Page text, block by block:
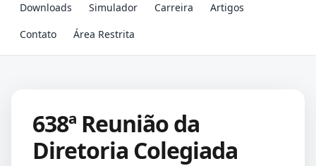
Downloads
Simulador Carreira
Artigos
Contato
Área Restrita
638ª Reunião da
Diretoria Colegiada